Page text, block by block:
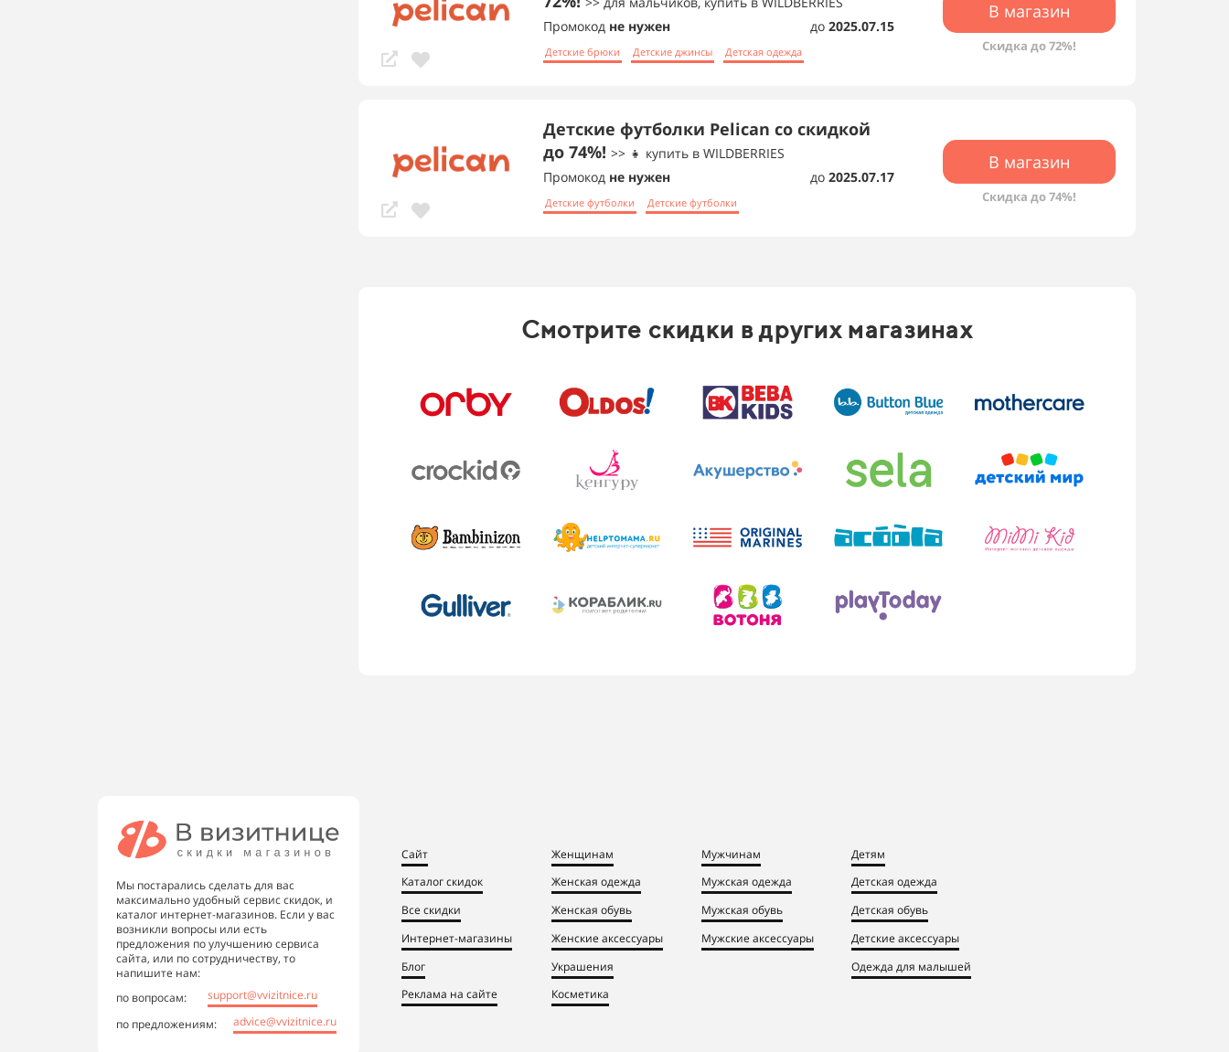
Промокод не нужен до 2025.07.15
Детские брюки Детские джинсы Детская одежда
В магазин
Скидка до 72%!
Детские футболки Pelican со скидкой
до 74%! >> 👧 купить в WILDBERRIES
Промокод не нужен до 2025.07.17
Детские футболки Детские футболки
В магазин
Скидка до 74%!
Смотрите скидки в других магазинах
Мы постарались сделать для вас
максимально удобный сервис скидок, и
каталог интернет-магазинов. Если у вас
возникли вопросы или есть
предложения по улучшению сервиса
сайта, или по сотрудничеству, то
напишите нам:
по вопросам:
support@vvizitnice.ru
по предложениям:
advice@vvizitnice.ru
Сайт
Каталог скидок
Все скидки
Интернет-магазины
Блог
Реклама на сайте
Женщинам
Женская одежда
Женская обувь
Женские аксессуары
Украшения
Косметика
Мужчинам
Мужская одежда
Мужская обувь
Мужские аксессуары
Детям
Детская одежда
Детская обувь
Детские аксессуары
Одежда для малышей